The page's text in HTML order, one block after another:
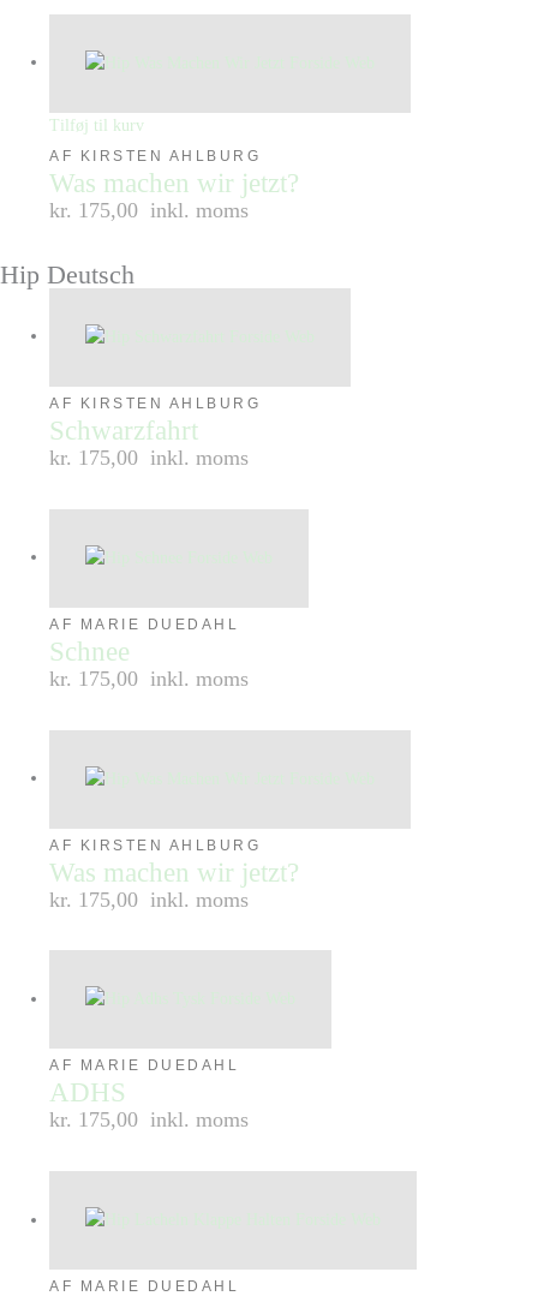
Tilføj til kurv
AF KIRSTEN AHLBURG
Was machen wir jetzt?
kr. 175,00 inkl. moms
Hip Deutsch
AF KIRSTEN AHLBURG
Schwarzfahrt
kr. 175,00 inkl. moms
AF MARIE DUEDAHL
Schnee
kr. 175,00 inkl. moms
AF KIRSTEN AHLBURG
Was machen wir jetzt?
kr. 175,00 inkl. moms
AF MARIE DUEDAHL
ADHS
kr. 175,00 inkl. moms
AF MARIE DUEDAHL